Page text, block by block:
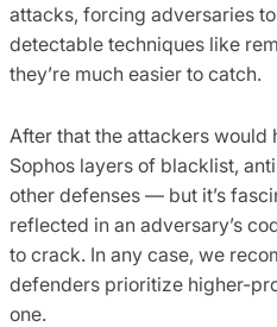
attacks, forcing adversaries
detectable techniques like
they’re much easier to catch.
After that the attackers would
Sophos layers of blacklist,
other defenses — but it’s
reflected in an adversary’s
to crack. In any case, we
defenders prioritize higher-
one.